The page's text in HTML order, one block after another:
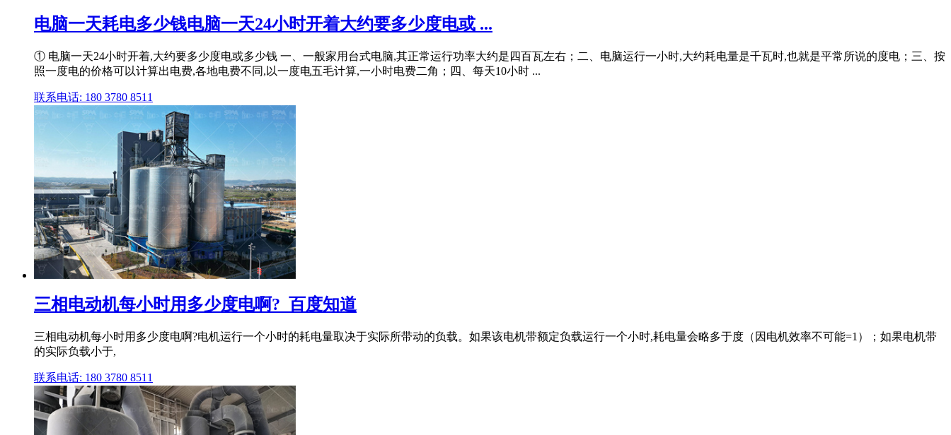
电脑一天耗电多少钱电脑一天24小时开着大约要多少度电或 ...
① 电脑一天24小时开着,大约要多少度电或多少钱 一、一般家用台式电脑,其正常运行功率大约是四百瓦左右；二、电脑运行一小时,大约耗电量是千瓦时,也就是平常所说的度电；三、按
照一度电的价格可以计算出电费,各地电费不同,以一度电五毛计算,一小时电费二角；四、每天10小时 ...
联系电话: 180 3780 8511
三相电动机每小时用多少度电啊?_百度知道
三相电动机每小时用多少度电啊?电机运行一个小时的耗电量取决于实际所带动的负载。如果该电机带额定负载运行一个小时,耗电量会略多于度（因电机效率不可能=1）；如果电机带
的实际负载小于,
联系电话: 180 3780 8511